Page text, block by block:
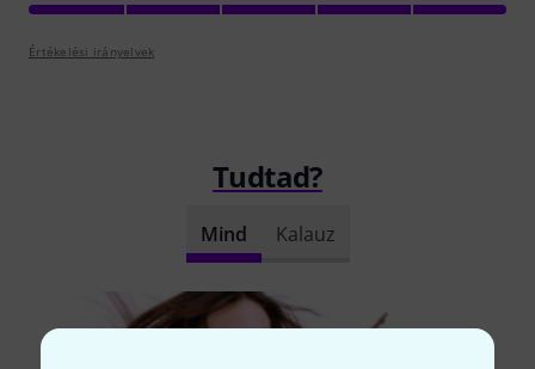
Értékelési irányelvek
Tudtad?
Mind Kalauz